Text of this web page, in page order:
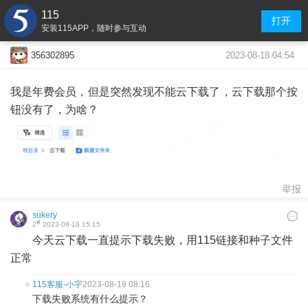
115
安装115APP，随时参与互动
打开
356302895 2023-08-18 04:54
我是年费会员，但是突然发现不能云下载了，云下载那个按
钮没有了，为啥？
举报
sukery
2# 2023-08-18 15:15
今天云下载一直提示下载失败，用115链接和种子文件
正常
115客服-小宇2023-08-19 08:16
下载失败系统有什么提示？